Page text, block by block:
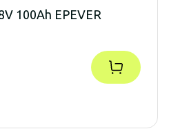
100Ah EPEVER